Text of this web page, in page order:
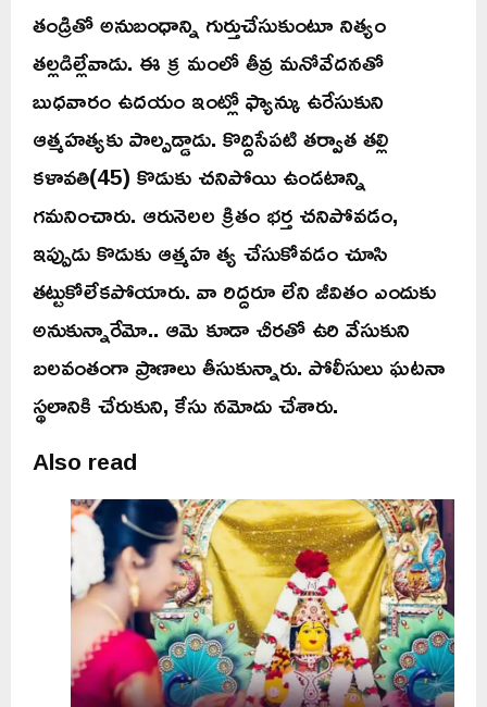
తండ్రితో అనుబంధాన్ని గుర్తుచేసుకుంటూ నిత్యం
తల్లడిల్లేవాడు. ఈ క్ర మంలో తీవ్ర మనోవేదనతో
బుధవారం ఉదయం ఇంట్లో ఫ్యాన్కు ఉరేసుకుని
ఆత్మహత్యకు పాల్పడ్డాడు. కొద్దిసేపటి తర్వాత తల్లి
కళావతి(45) కొడుకు చనిపోయి ఉండటాన్ని
గమనించారు. ఆరునెలల క్రితం భర్త చనిపోవడం,
ఇప్పుడు కొడుకు ఆత్మహ త్య చేసుకోవడం చూసి
తట్టుకోలేకపోయారు. వా రిద్దరూ లేని జీవితం ఎందుకు
అనుకున్నారేమో.. ఆమె కూడా చీరతో ఉరి వేసుకుని
బలవంతంగా ప్రాణాలు తీసుకున్నారు. పోలీసులు ఘటనా
స్థలానికి చేరుకుని, కేసు నమోదు చేశారు.
Also read